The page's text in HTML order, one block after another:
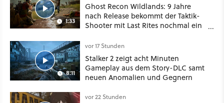
1:33
Ghost Recon Wildlands: 9 Jahre
nach Release bekommt der Taktik-
Shooter mit Last Rites nochmal ein
8:11
vor 17 Stunden
Stalker 2 zeigt acht Minuten
Gameplay aus dem Story-DLC samt
neuen Anomalien und Gegnern
vor 22 Stunden